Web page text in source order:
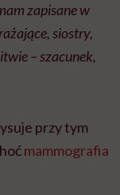
zapisane w
siostry,
– szacunek,
przy tym
mammografia